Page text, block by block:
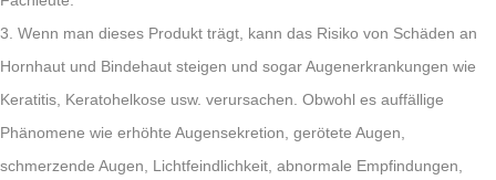
3. Wenn man dieses Produkt trägt, kann das Risiko von Schäden an
Hornhaut und Bindehaut steigen und sogar Augenerkrankungen wie
Keratitis, Keratohelkose usw. verursachen. Obwohl es auffällige
Phänomene wie erhöhte Augensekretion, gerötete Augen,
schmerzende Augen, Lichtfeindlichkeit, abnormale Empfindungen,